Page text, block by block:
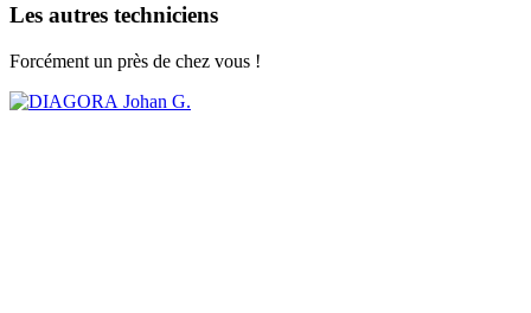
Les autres techniciens
Forcément un près de chez vous !
Johan G.